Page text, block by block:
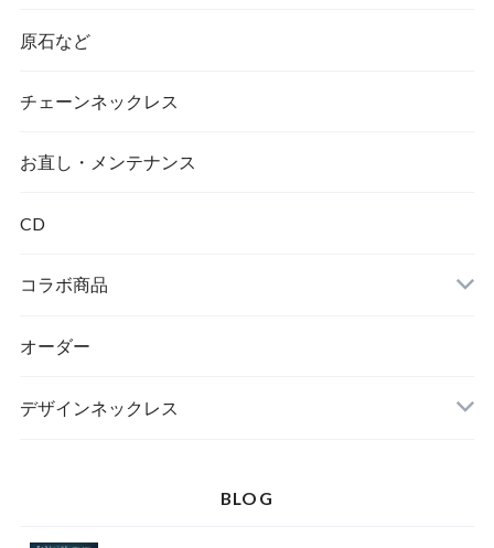
ダイヤモンド
原石など
チェーンネックレス
お直し・メンテナンス
CD
コラボ商品
オーダー
デザインネックレス
BLOG